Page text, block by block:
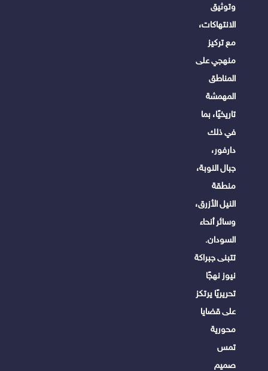
وتوثيق
الانتهاكات،
مع تركيز
منهجي على
المناطق
المهمشة
تاريخيًا، بما
في ذلك
دارفور،
جبال النوبة،
منطقة
النيل الأزرق،
وسائر أنحاء
السودان.
تتبنى جبراكة
نيوز نهجًا
تحريريًا يرتكز
على قضايا
محورية
تمس
صميم